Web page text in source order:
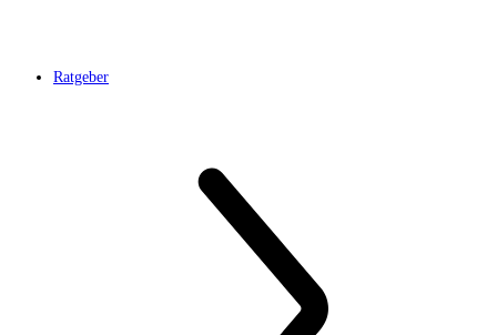
Ratgeber